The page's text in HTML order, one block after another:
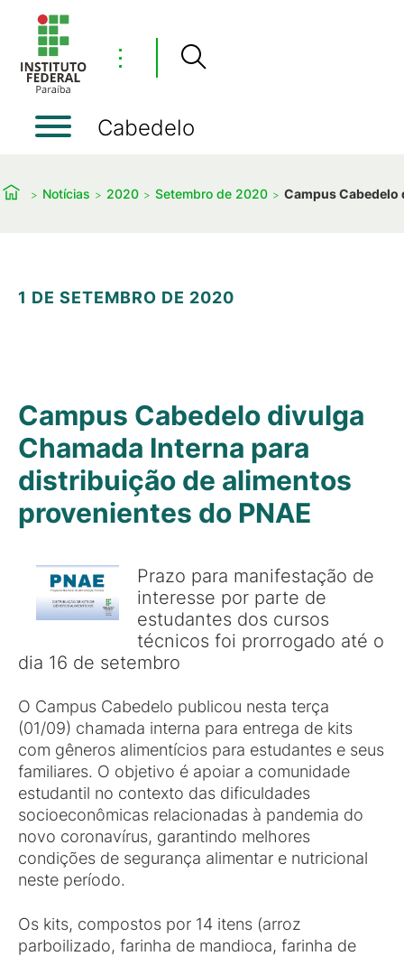
⋮
Cabedelo
Notícias 2020 Setembro de 2020 Campus Cabedelo
1 DE SETEMBRO DE 2020
Campus Cabedelo divulga
Chamada Interna para
distribuição de alimentos
provenientes do PNAE
Prazo para manifestação de
interesse por parte de
estudantes dos cursos
técnicos foi prorrogado até o
dia 16 de setembro
O Campus Cabedelo publicou nesta terça
(01/09) chamada interna para entrega de kits
com gêneros alimentícios para estudantes e seus
familiares. O objetivo é apoiar a comunidade
estudantil no contexto das dificuldades
socioeconômicas relacionadas à pandemia do
novo coronavírus, garantindo melhores
condições de segurança alimentar e nutricional
neste período.
Os kits, compostos por 14 itens (arroz
parboilizado, farinha de mandioca, farinha de